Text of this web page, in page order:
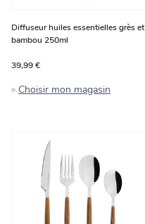
Diffuseur huiles essentielles grès et
bambou 250ml
39,99 €
Choisir mon magasin